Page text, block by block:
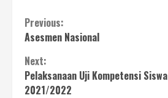
Continue
Reading
Previous:
Asesmen Nasional
Next:
Pelaksanaan Uji Kompetensi
2021/2022